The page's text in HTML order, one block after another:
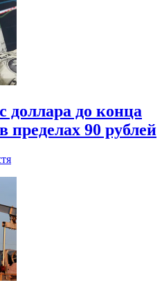
доллара до конца
пределах 90 рублей